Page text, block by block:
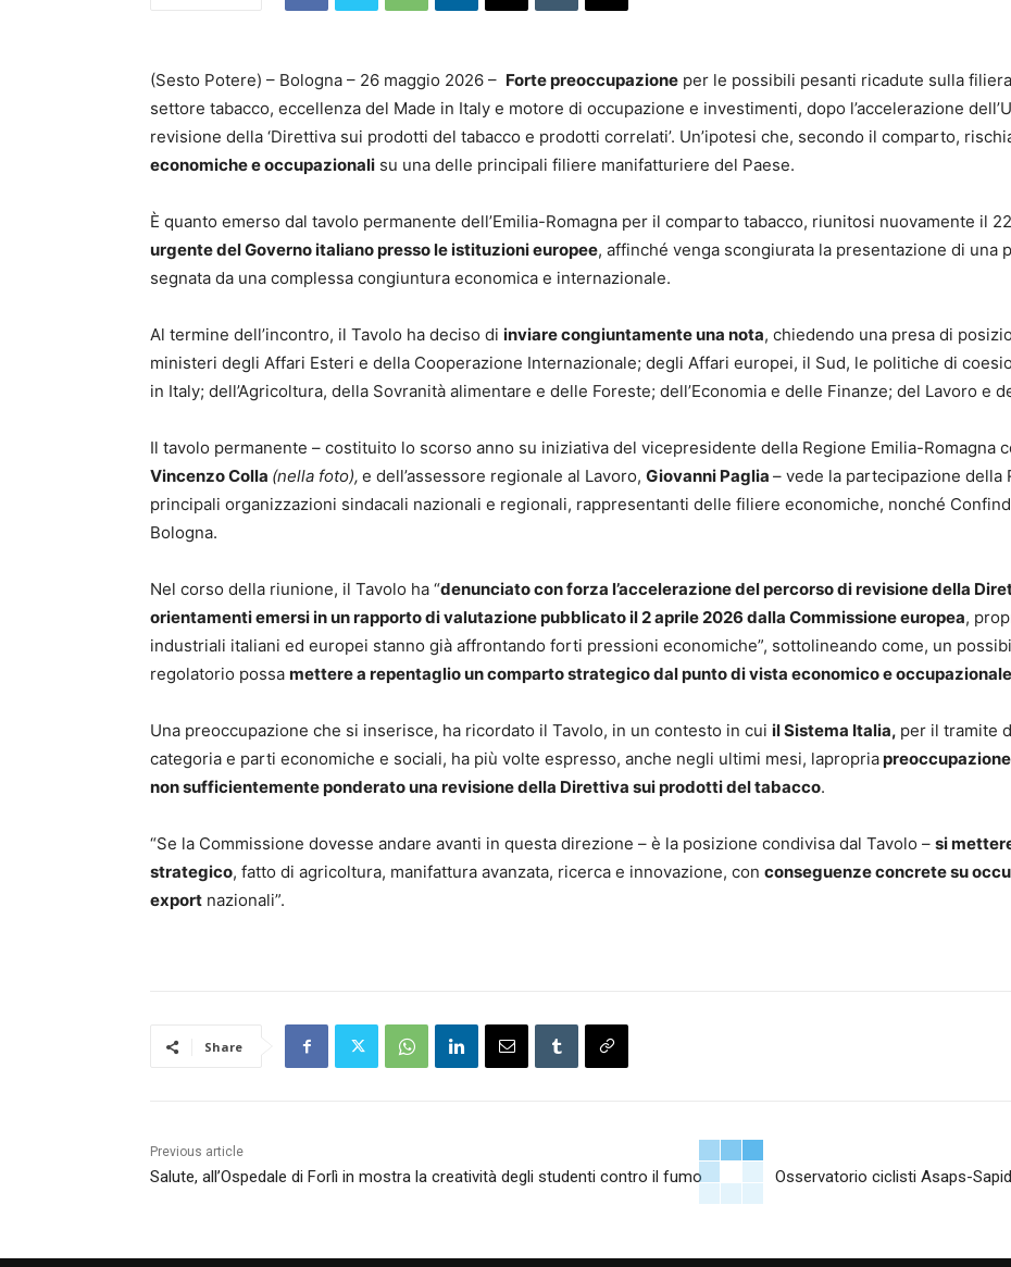
(Sesto Potere) – Bologna – 26 maggio 2026 – Forte preoccupazione per le possibili pesanti ricadute sulla
settore tabacco, eccellenza del Made in Italy e motore di occupazione e investimenti, dopo l’accelerazione
revisione della ‘Direttiva sui prodotti del tabacco e prodotti correlati’. Un’ipotesi che, secondo il comparto,
economiche e occupazionali su una delle principali filiere manifatturiere del Paese.
È quanto emerso dal tavolo permanente dell’Emilia-Romagna per il comparto tabacco, riunitosi nuovamente il
urgente del Governo italiano presso le istituzioni europee, affinché venga scongiurata la presentazione di una
segnata da una complessa congiuntura economica e internazionale.
Al termine dell’incontro, il Tavolo ha deciso di inviare congiuntamente una nota, chiedendo una presa di
ministeri degli Affari Esteri e della Cooperazione Internazionale; degli Affari europei, il Sud, le politiche di
in Italy; dell’Agricoltura, della Sovranità alimentare e delle Foreste; dell’Economia e delle Finanze; del Lavoro e
Il tavolo permanente – costituito lo scorso anno su iniziativa del vicepresidente della Regione Emilia-Romagna
Vincenzo Colla (nella foto), e dell’assessore regionale al Lavoro, Giovanni Paglia – vede la partecipazione della
principali organizzazioni sindacali nazionali e regionali, rappresentanti delle filiere economiche, nonché
Bologna.
Nel corso della riunione, il Tavolo ha “denunciato con forza l’accelerazione del percorso di revisione della
orientamenti emersi in un rapporto di valutazione pubblicato il 2 aprile 2026 dalla Commissione europea,
industriali italiani ed europei stanno già affrontando forti pressioni economiche”, sottolineando come, un
regolatorio possa mettere a repentaglio un comparto strategico dal punto di vista economico e
Una preoccupazione che si inserisce, ha ricordato il Tavolo, in un contesto in cui il Sistema Italia, per il tramite
categoria e parti economiche e sociali, ha più volte espresso, anche negli ultimi mesi, lapropria
non sufficientemente ponderato una revisione della Direttiva sui prodotti del tabacco.
“Se la Commissione dovesse andare avanti in questa direzione – è la posizione condivisa dal Tavolo – si
strategico, fatto di agricoltura, manifattura avanzata, ricerca e innovazione, con conseguenze concrete su
export nazionali”.
Share
Previous article
Salute, all’Ospedale di Forlì in mostra la creatività degli studenti contro il fumo
Osservatorio ciclisti Asaps-